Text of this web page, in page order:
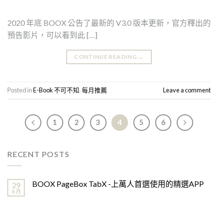
2020 年底 BOOX 公告了最新的 V3.0 版本更新，官方釋出的
預告影片，可以看到此 […]
CONTINUE READING →
Posted inE-Book 不可不知,每月推薦 Leave a comment
1 2 3 4 5 6
RECENT POSTS
29
8 月
BOOX PageBox TabX -上萬人首選使用的精選APP